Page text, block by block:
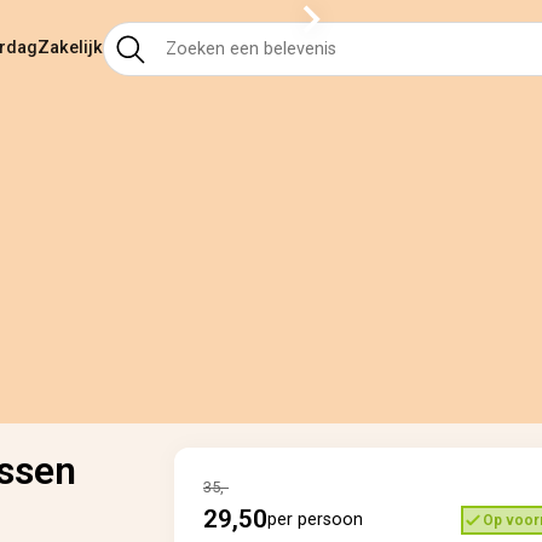
Zakelijk
35,-
29,50per persoon Op